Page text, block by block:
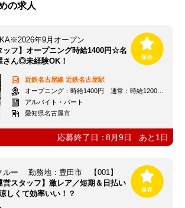
の求人
年9月オープン
ッフ】オープニング時給1400円☆名
さん◎未経験OK！
近鉄名古屋線 近鉄名古屋駅
オープニング：時給1400円 通常：時給1200円～＋交通費全額支給
アルバイト・パート
愛知県名古屋市
応募終了日：8月9日 あと 1 日
ルー 勤務地：豊田市 【001】
営スタッフ】激レア／短期＆日払い
しくて効率いい！？